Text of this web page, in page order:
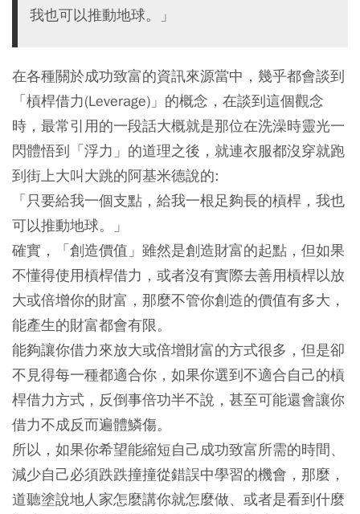
我也可以推動地球。」
在各種關於成功致富的資訊來源當中，幾乎都會談到
「槓桿借力(Leverage)」的概念，在談到這個觀念
時，最常引用的一段話大概就是那位在洗澡時靈光一
閃體悟到「浮力」的道理之後，就連衣服都沒穿就跑
到街上大叫大跳的阿基米德說的:
「只要給我一個支點，給我一根足夠長的槓桿，我也
可以推動地球。」
確實，「創造價值」雖然是創造財富的起點，但如果
不懂得使用槓桿借力，或者沒有實際去善用槓桿以放
大或倍增你的財富，那麼不管你創造的價值有多大，
能產生的財富都會有限。
能夠讓你借力來放大或倍增財富的方式很多，但是卻
不見得每一種都適合你，如果你選到不適合自己的槓
桿借力方式，反倒事倍功半不說，甚至可能還會讓你
借力不成反而遍體鱗傷。
所以，如果你希望能縮短自己成功致富所需的時間、
減少自己必須跌跌撞撞從錯誤中學習的機會，那麼，
道聽塗說地人家怎麼講你就怎麼做、或者是看到什麼